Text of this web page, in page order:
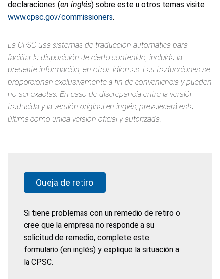
declaraciones (en inglés) sobre este u otros temas visite
www.cpsc.gov/commissioners.
La CPSC usa sistemas de traducción automática para
facilitar la disposición de cierto contenido, incluida la
presente información, en otros idiomas. Las traducciones se
proporcionan exclusivamente a fin de conveniencia y pueden
no ser exactas. En caso de discrepancia entre la versión
traducida y la versión original en inglés, prevalecerá esta
última como única versión oficial y autorizada.
Queja de retiro
Si tiene problemas con un remedio de retiro o
cree que la empresa no responde a su
solicitud de remedio, complete este
formulario (en inglés) y explique la situación a
la CPSC.